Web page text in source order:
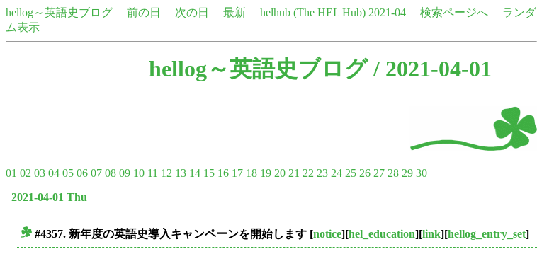
hellog～英語史ブログ 前の日 次の日 最新 helhub (The HEL Hub) 2021-04 検索ページへ
ランダ
ム表示
hellog～英語史ブログ/ 2021-04-01
01 02 03 04 05 06 07 08 09 10 11 12 13 14 15 16 17 18 19 20 21 22 23 24 25 26 27 28 29 30
2021-04-01 Thu
#4357. 新年度の英語史導入キャンペーンを開始します [notice][hel_education][link][hellog_entry_set]